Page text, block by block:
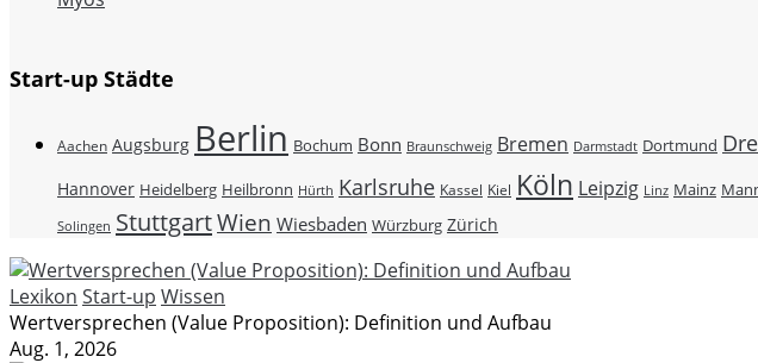
Start-up Städte
Aachen Augsburg Berlin Bochum Bonn Braunschweig Bremen Darmstadt Dortmund
Hannover Heidelberg Heilbronn Hürth Karlsruhe Kassel Kiel Köln Leipzig Linz Mainz
Solingen StuttgartWien Wiesbaden Würzburg Zürich
Lexikon Start-up Wissen
Wertversprechen (Value Proposition): Definition und Aufbau
Aug. 1, 2026